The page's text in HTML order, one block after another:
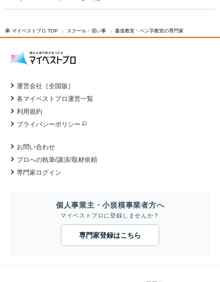
マイベストプロ TOP スクール・習い事 書道教室・ペン字教室の専門家
運営会社［全国版］
各マイベストプロ運営一覧
利用規約
プライバシーポリシー
お問い合わせ
プロへの執筆/講演/取材依頼
専門家ログイン
個人事業主・小規模事業者方へ
マイベストプロに登録しませんか？
専門家登録はこちら